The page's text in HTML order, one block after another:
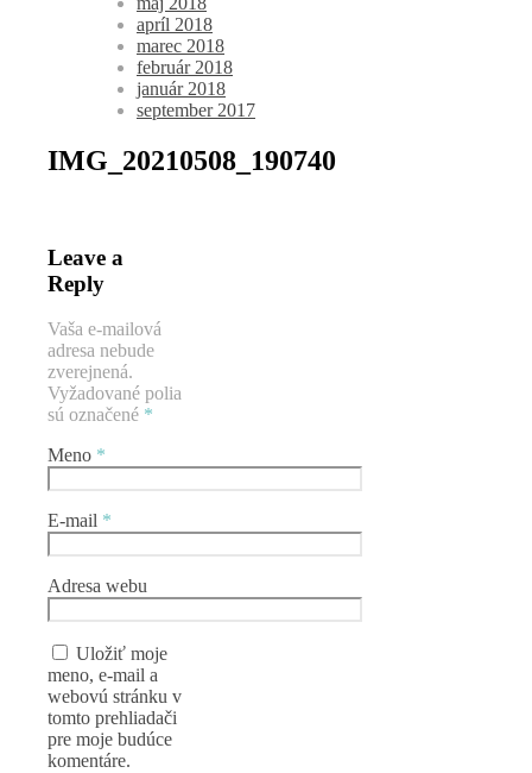
apríl 2018
marec 2018
február 2018
január 2018
september 2017
IMG_20210508_190740
Leave a
Reply
Vaša e-mailová
adresa nebude
zverejnená.
Vyžadované polia
sú označené *
Meno *
E-mail *
Adresa webu
Uložiť moje
meno, e-mail a
webovú stránku v
tomto prehliadači
pre moje budúce
komentáre.